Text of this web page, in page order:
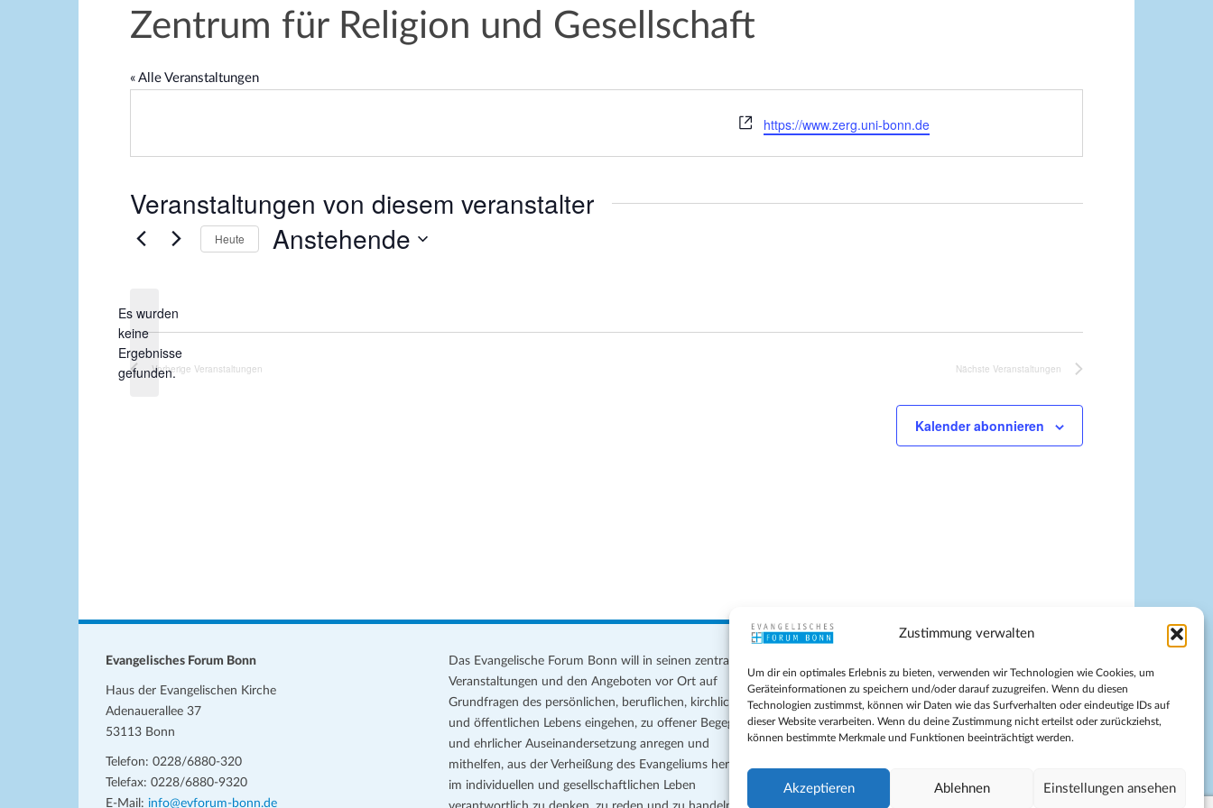
Zustimmung verwalten
Um dir ein optimales Erlebnis zu bieten, verwenden wir Technologien wie Cookies, um
Geräteinformationen zu speichern und/oder darauf zuzugreifen. Wenn du diesen
Technologien zustimmst, können wir Daten wie das Surfverhalten oder eindeutige IDs auf
dieser Website verarbeiten. Wenn du deine Zustimmung nicht erteilst oder zurückziehst,
können bestimmte Merkmale und Funktionen beeinträchtigt werden.
Akzeptieren Ablehnen Einstellungen ansehen
Zentrum für Religion und Gesellschaft
« Alle Veranstaltungen
W
e
b
e
https://www.zerg.uni-bonn.de
Veranstaltungen von diesem veranstalter
H
i
Es wurden
keine
Ergebnisse
gefunden.
Heute Anstehende
u
Vorherige Veranstaltungen Nächste Veranstaltungen
Kalender abonnieren
Evangelisches Forum Bonn
Haus der Evangelischen Kirche
Adenauerallee 37
53113 Bonn
Telefon: 0228/6880-320
Telefax: 0228/6880-9320
E-Mail: info@evforum-bonn.de
Das Evangelische Forum Bonn will in seinen zentralen
Veranstaltungen und den Angeboten vor Ort auf
Grundfragen des persönlichen, beruflichen, kirchlichen
und öffentlichen Lebens eingehen, zu offener Begegnung
und ehrlicher Auseinandersetzung anregen und
mithelfen, aus der Verheißung des Evangeliums heraus
im individuellen und gesellschaftlichen Leben
Datenschutz
Teilnahmebedingungen
Evangelische Kirche in Bonn
Cookie-Richtlinie (EU)